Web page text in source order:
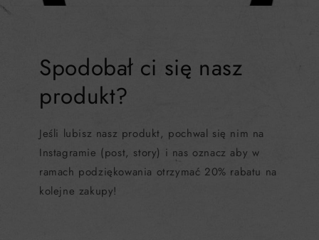
Spodobał ci się nasz
produkt?
Jeśli lubisz nasz produkt, pochwal się nim na
Instagramie (post, story) i nas oznacz aby w
ramach podziękowania otrzymać 20% rabatu na
kolejne zakupy!